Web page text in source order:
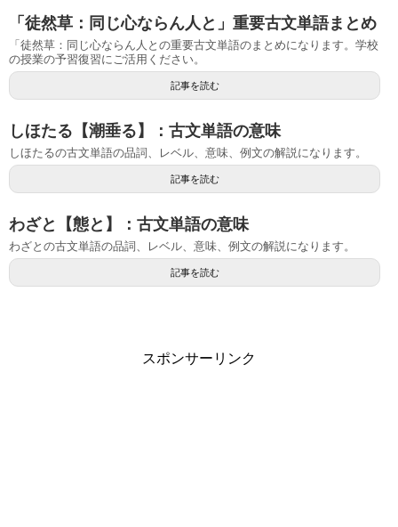
「徒然草：同じ心ならん人と」重要古文単語まとめ
「徒然草：同じ心ならん人との重要古文単語のまとめになります。学校
の授業の予習復習にご活用ください。
記事を読む
しほたる【潮垂る】：古文単語の意味
しほたるの古文単語の品詞、レベル、意味、例文の解説になります。
記事を読む
わざと【態と】：古文単語の意味
わざとの古文単語の品詞、レベル、意味、例文の解説になります。
記事を読む
スポンサーリンク